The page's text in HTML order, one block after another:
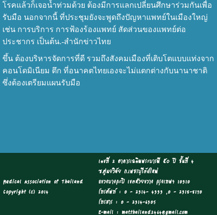
โรคแล้วก็เจอน้ำท่วมด้วย ต้องมีการแลกเปลี่ยนศึกษาร่วมกันเพื่อ
รับมือ นอกจากนี้ ที่ประชุมยังจะพูดถึงปัญหาแพทย์ในเมืองใหญ่
เช่น การบริการ การฟ้องร้องแพทย์ สัดส่วนของแพทย์ต่อ
ประชากร เป็นต้น.-สำนักข่าวไทย
ขึ้น ต้องบริหารจัดการที่ดี รวมถึงสังคมเมืองที่เติบโตแบบแท่งจาก
คอนโดมิเนียม ตึก ที่อนาคตไทยเองจะไม่แตกต่างกับนานาชาติ
ซึ่งต้องเตรียมแผนรับมือ
Medical Association of Thailand
Copyright (c) 2014
เลขที่ 2 อาคารเฉลิมพระบารมี ๕๐ ปี ชั้นที่ 4
ซ.ศูนย์วิจัย ถ.เพชรบุรีตัดใหม่
แขวงบางกะปิ เขตห้วยขวาง กรุงเทพฯ 10310
โทรศัพท์ : 0 - 2314- 4333 ,0 - 2318-8170
โทรสาร : 0 - 2314-6305
E-mail : mat.thailand2464@gmail.com